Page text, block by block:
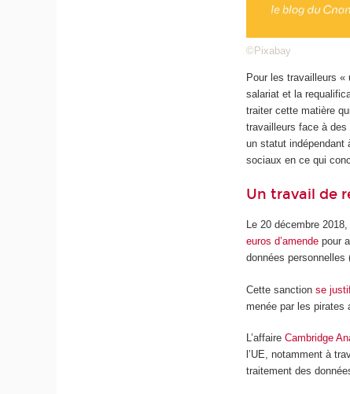
©Pixabay
Pour les travailleurs
salariat et la
traiter cette matière
travailleurs face à
un statut indépendant
sociaux en ce qui
Un travail de
Le 20 décembre
euros d’amende pour
données
Cette sanctionse
menée par les pirates
L’affaireCambridge
l’UE, notamment à
traitement des